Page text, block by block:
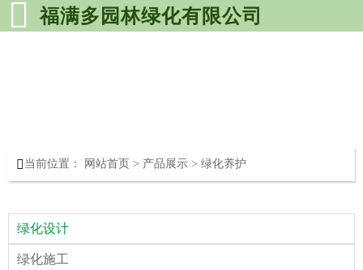
 福满多园林绿化有限公司
 当前位置： 网站首页 > 产品展示 > 绿化养护
绿化设计
绿化施工